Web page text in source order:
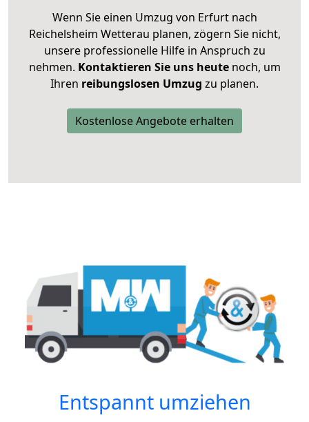
Wenn Sie einen Umzug von Erfurt nach
Reichelsheim Wetterau planen, zögern Sie nicht,
unsere professionelle Hilfe in Anspruch zu
nehmen. Kontaktieren Sie uns heutenoch, um
Ihren reibungslosen Umzug zu planen.
Kostenlose Angebote erhalten
Entspannt umziehen